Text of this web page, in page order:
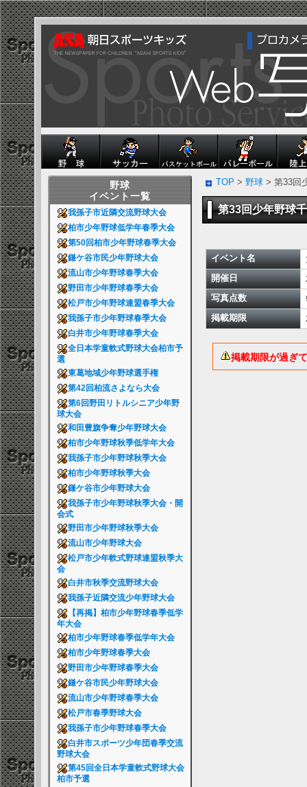
野球
イベント一覧
我孫子市近隣交流野球大会
柏市少年野球低学年春季大会
第50回柏市少年野球春季大会
鎌ケ谷市民少年野球大会
流山市少年野球春季大会
野田市少年野球春季大会
松戸市少年野球連盟春季大会
我孫子市少年野球春季大会
白井市少年野球春季大会
全日本学童軟式野球大会柏市予
選
東葛地域少年野球選手権
第42回柏流さよなら大会
第6回野田リトルシニア少年野
球大会
和田豊旗争奪少年野球大会
柏市少年野球秋季低学年大会
我孫子市少年野球秋季大会
柏市少年野球秋季大会
鎌ケ谷市少年野球大会
我孫子市少年野球秋季大会・開
会式
野田市少年野球秋季大会
流山市少年野球大会
松戸市少年軟式野球連盟秋季大
会
白井市秋季交流野球大会
我孫子近隣交流少年野球大会
【再掲】柏市少年野球春季低学
年大会
柏市少年野球春季低学年大会
柏市少年野球春季大会
野田市少年野球春季大会
鎌ケ谷市民少年野球大会
流山市少年野球春季大会
松戸市春季野球大会
我孫子市少年野球春季大会
白井市スポーツ少年団春季交流
野球大会
第45回全日本学童軟式野球大会
柏市予選
TOP > 野球> 第33回
第33回少年野球
イベント名
開催日
写真点数
掲載期限
掲載期限が過ぎ